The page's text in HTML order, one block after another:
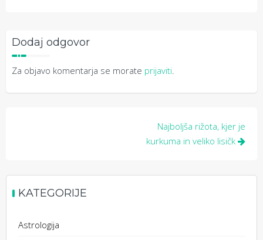
Dodaj odgovor
Za objavo komentarja se morate prijaviti
Najboljša rižota, kjer je
kurkuma in veliko lisičk
KATEGORIJE
Astrologija